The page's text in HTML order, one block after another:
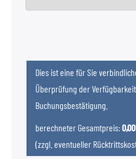
Dies ist eine für Sie
Überprüfung der
Buchungsbestätigung.
berechneter Gesamtpreis:
(zzgl. eventueller